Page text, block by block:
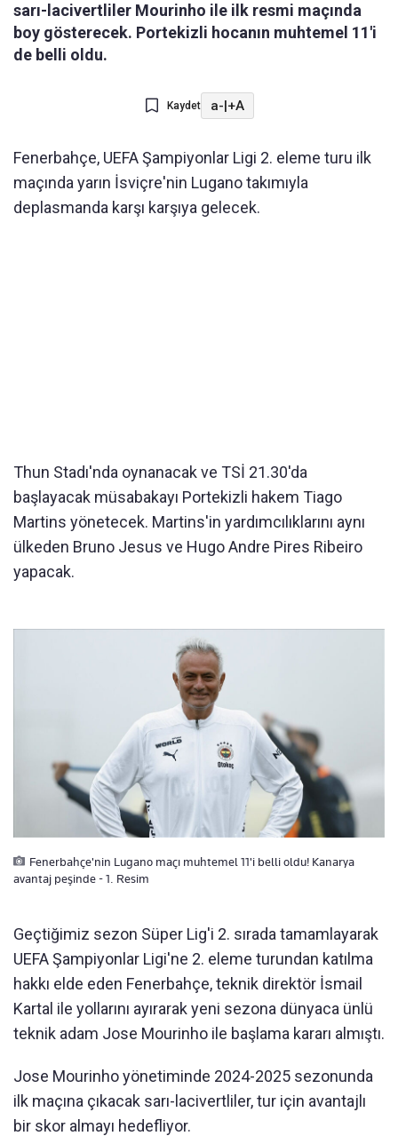
sarı-lacivertliler Mourinho ile ilk resmi maçında
boy gösterecek. Portekizli hocanın muhtemel 11'i
de belli oldu.
Kaydet a-|+A
Fenerbahçe, UEFA Şampiyonlar Ligi 2. eleme turu ilk
maçında yarın İsviçre'nin Lugano takımıyla
deplasmanda karşı karşıya gelecek.
Thun Stadı'nda oynanacak ve TSİ 21.30'da
başlayacak müsabakayı Portekizli hakem Tiago
Martins yönetecek. Martins'in yardımcılıklarını aynı
ülkeden Bruno Jesus ve Hugo Andre Pires Ribeiro
yapacak.
Fenerbahçe'nin Lugano maçı muhtemel 11'i belli oldu! Kanarya
avantaj peşinde - 1. Resim
Geçtiğimiz sezon Süper Lig'i 2. sırada tamamlayarak
UEFA Şampiyonlar Ligi'ne 2. eleme turundan katılma
hakkı elde eden Fenerbahçe, teknik direktör İsmail
Kartal ile yollarını ayırarak yeni sezona dünyaca ünlü
teknik adam Jose Mourinho ile başlama kararı almıştı.
Jose Mourinho yönetiminde 2024-2025 sezonunda
ilk maçına çıkacak sarı-lacivertliler, tur için avantajlı
bir skor almayı hedefliyor.